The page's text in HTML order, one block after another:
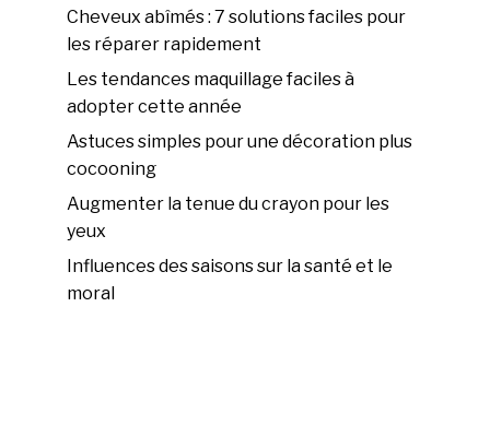
Cheveux abîmés : 7 solutions faciles pour
les réparer rapidement
Les tendances maquillage faciles à
adopter cette année
Astuces simples pour une décoration plus
cocooning
Augmenter la tenue du crayon pour les
yeux
Influences des saisons sur la santé et le
moral